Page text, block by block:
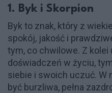
1. Byk i Skorpion
Byk to znak, który z
spokój, jakość i
tym, co chwilowe. Z kolei
doświadczeń w życiu,
siebie i swoich uczuć. W
być burzliwa, pełna